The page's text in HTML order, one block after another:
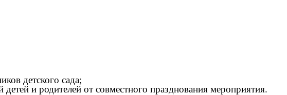
детского сада;
и родителей от совместного празднования мероприятия.